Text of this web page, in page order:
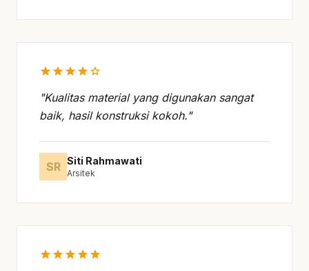
starstarstarstarstar
"Kualitas material yang digunakan sangat
baik, hasil konstruksi kokoh."
SR Siti Rahmawati
Arsitek
starstarstarstarstar